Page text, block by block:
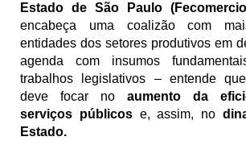
Conselho de Comércio Eletrônico
Estado de São Paulo
encabeça uma coalizão com
entidades dos setores produtivos em
agenda com insumos
trabalhos legislativos – entende
deve focar no aumento da
serviços públicos e, assim, no
Estado.